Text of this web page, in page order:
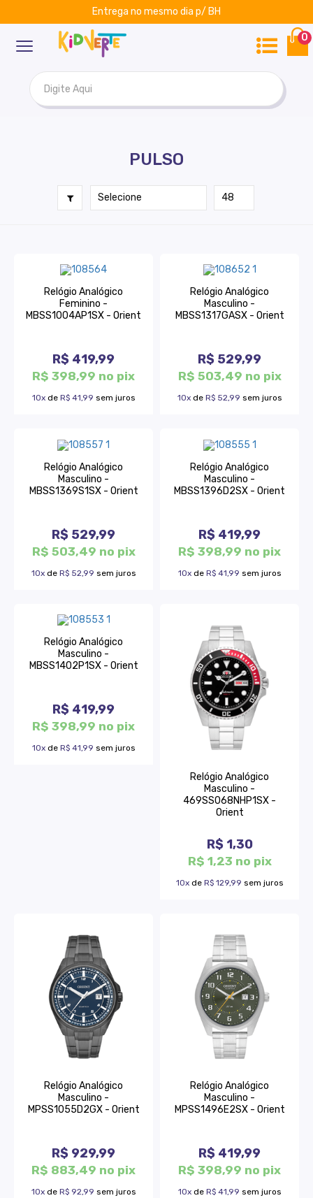
Entrega no mesmo dia p/ BH
0
Kidverte
PULSO
Relógio Analógico
Feminino -
MBSS1004AP1SX - Orient
R$ 419,99
R$ 398,99 no pix
10xde R$ 41,99 sem juros
Relógio Analógico
Masculino -
MBSS1317GASX - Orient
R$ 529,99
R$ 503,49 no pix
10xde R$ 52,99 sem juros
Relógio Analógico
Masculino -
MBSS1369S1SX - Orient
R$ 529,99
R$ 503,49 no pix
10xde R$ 52,99 sem juros
Relógio Analógico
Masculino -
MBSS1396D2SX - Orient
R$ 419,99
R$ 398,99 no pix
10xde R$ 41,99 sem juros
Relógio Analógico
Masculino -
MBSS1402P1SX - Orient
R$ 419,99
R$ 398,99 no pix
10xde R$ 41,99 sem juros
Relógio Analógico
Masculino -
469SS068NHP1SX -
Orient
R$ 1,30
R$ 1,23 no pix
10xde R$ 129,99 sem juros
Relógio Analógico
Masculino -
MPSS1055D2GX - Orient
R$ 929,99
R$ 883,49 no pix
10xde R$ 92,99 sem juros
Relógio Analógico
Masculino -
MPSS1496E2SX - Orient
R$ 419,99
R$ 398,99 no pix
10xde R$ 41,99 sem juros